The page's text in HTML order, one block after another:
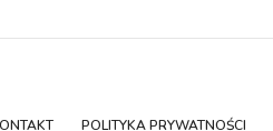
POLITYKA PRYWATNOŚCI